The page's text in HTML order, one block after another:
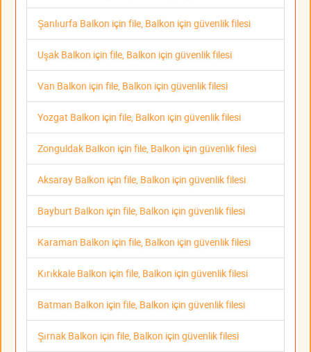
Şanlıurfa Balkon için file, Balkon için güvenlik filesi
Uşak Balkon için file, Balkon için güvenlik filesi
Van Balkon için file, Balkon için güvenlik filesi
Yozgat Balkon için file, Balkon için güvenlik filesi
Zonguldak Balkon için file, Balkon için güvenlik filesi
Aksaray Balkon için file, Balkon için güvenlik filesi
Bayburt Balkon için file, Balkon için güvenlik filesi
Karaman Balkon için file, Balkon için güvenlik filesi
Kırıkkale Balkon için file, Balkon için güvenlik filesi
Batman Balkon için file, Balkon için güvenlik filesi
Şırnak Balkon için file, Balkon için güvenlik filesi